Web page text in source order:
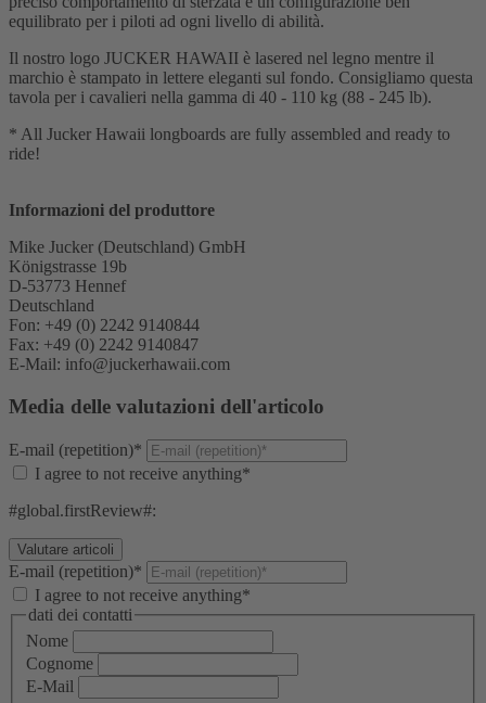
equilibrato per i piloti ad ogni livello di abilità.
Il nostro logo JUCKER HAWAII è lasered nel legno mentre il
marchio è stampato in lettere eleganti sul fondo. Consigliamo questa
tavola per i cavalieri nella gamma di 40 - 110 kg (88 - 245 lb).
* All Jucker Hawaii longboards are fully assembled and ready to
ride!
Informazioni del produttore
Mike Jucker (Deutschland) GmbH
Königstrasse 19b
D-53773 Hennef
Deutschland
Fon: +49 (0) 2242 9140844
Fax: +49 (0) 2242 9140847
E-Mail: info@juckerhawaii.com
Media delle valutazioni dell'articolo
E-mail (repetition)*
I agree to not receive anything*
#global.firstReview#:
E-mail (repetition)*
I agree to not receive anything*
dati dei contatti
Nome
Cognome
E-Mail